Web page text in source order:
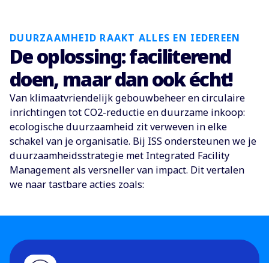
DUURZAAMHEID RAAKT ALLES EN IEDEREEN
De oplossing: faciliterend
doen, maar dan ook écht!
Van klimaatvriendelijk gebouwbeheer en circulaire
inrichtingen tot CO2-reductie en duurzame inkoop:
ecologische duurzaamheid zit verweven in elke
schakel van je organisatie. Bij ISS ondersteunen we je
duurzaamheidsstrategie met Integrated Facility
Management als versneller van impact. Dit vertalen
we naar tastbare acties zoals: